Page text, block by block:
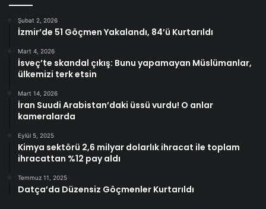
Şubat 2, 2026
İzmir’de 51 Göçmen Yakalandı, 84’ü Kurtarıldı
Mart 4, 2026
İsveç’te skandal çıkış: Bunu yapamayan Müslümanlar,
ülkemizi terk etsin
Mart 14, 2026
İran Suudi Arabistan’daki üssü vurdu! O anlar
kameralarda
Eylül 5, 2025
Kimya sektörü 2,6 milyar dolarlık ihracat ile toplam
ihracattan %12 pay aldı
Temmuz 11, 2025
Datça’da Düzensiz Göçmenler Kurtarıldı